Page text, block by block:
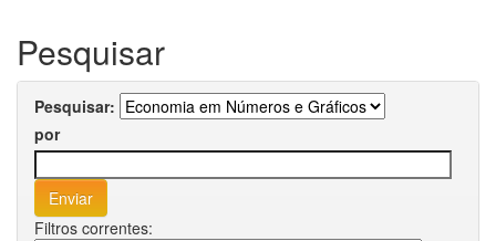
Pesquisar
Pesquisar:
por
Filtros correntes: